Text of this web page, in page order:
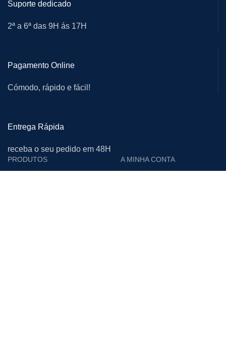
Suporte dedicado
2ª a 6ª das 9H ás 17H
Pagamento Online
Cómodo, rápido e fácil!
Entrega Rápida
receba o seu pedido em 48H
PRODUTOS A MINHA CONTA